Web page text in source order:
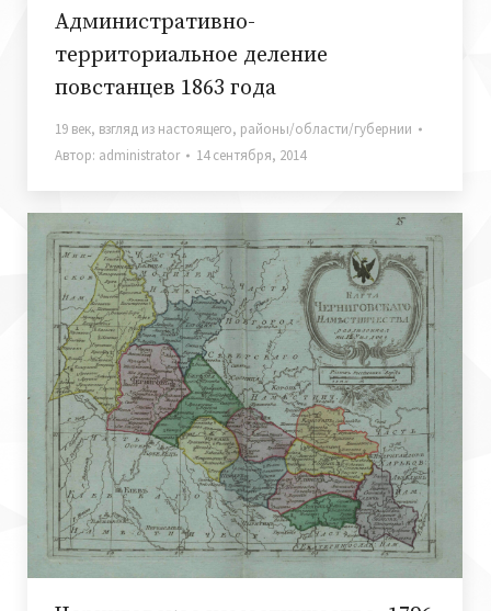
Административно-
территориальное деление
повстанцев 1863 года
19 век, взгляд из настоящего, районы/области/губернии
Автор: administrator 14 сентября, 2014